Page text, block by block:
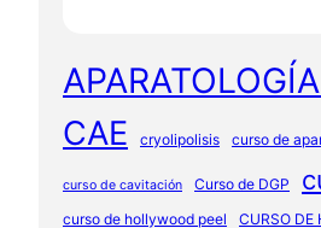
CAE cryolipolisis curso de
curso de cavitación Curso de DGP
curso de hollywood peel CURSO DE